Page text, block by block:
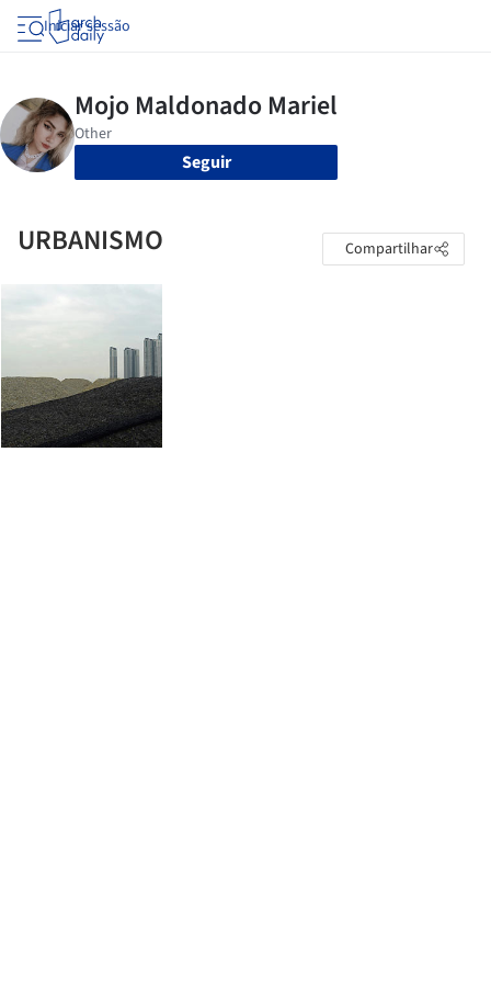
Iniciar sessão
Seguir
URBANISMO Compartilhar